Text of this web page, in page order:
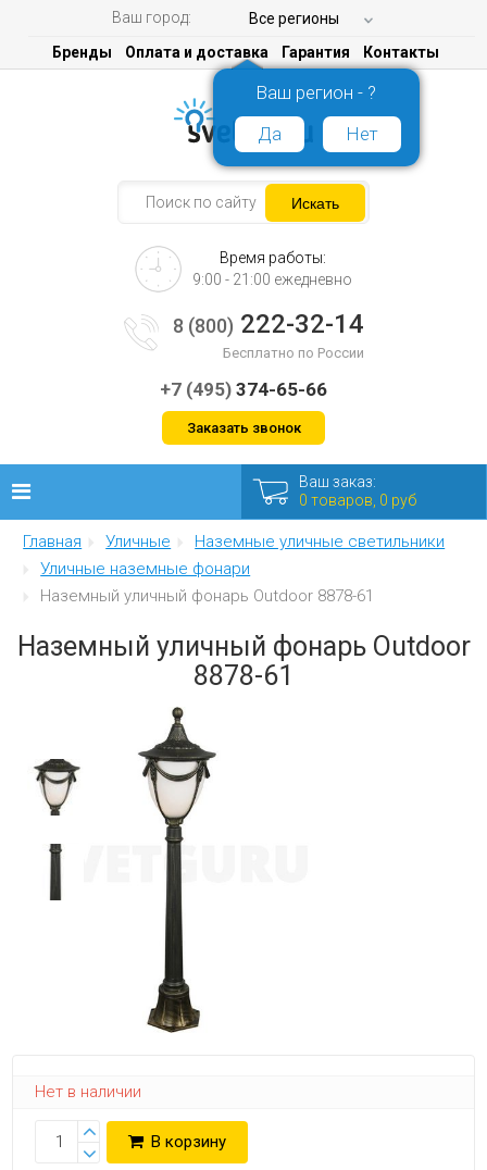
Ваш город: Все регионы
Ваш регион - ?
Да
Нет
Бренды Оплата и доставка Гарантия Контакты
Время работы:
9:00 - 21:00 ежедневно
8 (800) 222-32-14
Бесплатно по России
+7 (495) 374-65-66
Заказать звонок
Люстры
Бра
Интерьерные
Распродажа
Еще
Ваш заказ:
0 товаров, 0 руб
Главная Уличные
Наземные уличные светильники
Уличные наземные фонари
Наземный уличный фонарь Outdoor 8878-61
Наземный уличный фонарь Outdoor
8878-61
Нет в наличии
В корзину